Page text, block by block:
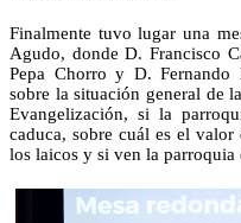
Finalmente tuvo lugar una
Agudo, donde D. Francisco
Pepa Chorro y D. Fernando
sobre la situación general de
Evangelización, si la
caduca, sobre cuál es el
los laicos y si ven la